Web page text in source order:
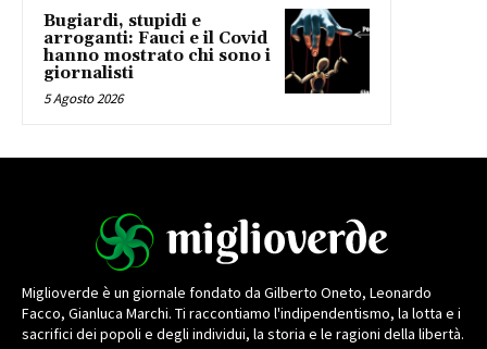
Bugiardi, stupidi e
arroganti: Fauci e il Covid
hanno mostrato chi sono i
giornalisti
5 Agosto 2026
Miglioverde è un giornale fondato da Gilberto Oneto, Leonardo
Facco, Gianluca Marchi. Ti raccontiamo l'indipendentismo, la lotta e i
sacrifici dei popoli e degli individui, la storia e le ragioni della libertà.